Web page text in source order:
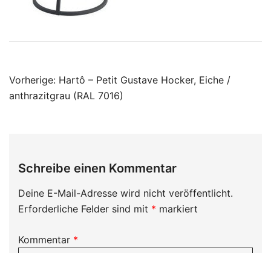
Beitragsnavigation
Vorherige: Hartô – Petit Gustave Hocker, Eiche /
anthrazitgrau (RAL 7016)
Schreibe einen Kommentar
Deine E-Mail-Adresse wird nicht veröffentlicht.
Erforderliche Felder sind mit * markiert
Kommentar *